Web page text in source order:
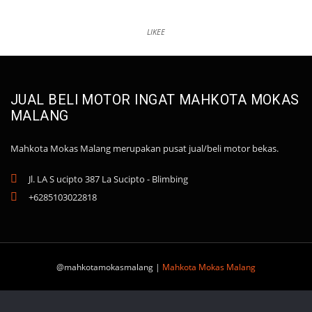
LIKEE
JUAL BELI MOTOR INGAT MAHKOTA MOKAS
MALANG
Mahkota Mokas Malang merupakan pusat jual/beli motor bekas.
Jl. LA S ucipto 387 La Sucipto - Blimbing
+6285103022818
@mahkotamokasmalang | Mahkota Mokas Malang